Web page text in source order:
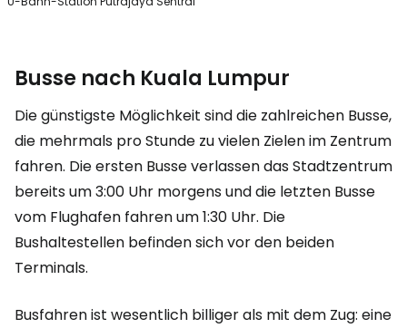
Busse nach Kuala Lumpur
Die günstigste Möglichkeit sind die zahlreichen Busse,
die mehrmals pro Stunde zu vielen Zielen im Zentrum
fahren. Die ersten Busse verlassen das Stadtzentrum
bereits um 3:00 Uhr morgens und die letzten Busse
vom Flughafen fahren um 1:30 Uhr. Die
Bushaltestellen befinden sich vor den beiden
Terminals.
Busfahren ist wesentlich billiger als mit dem Zug: eine